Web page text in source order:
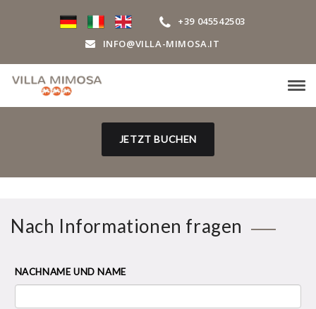
+39 045542503
INFO@VILLA-MIMOSA.IT
JETZT BUCHEN
Nach Informationen fragen
NACHNAME UND NAME